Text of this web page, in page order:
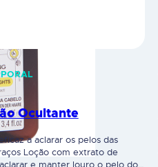
Ocultante
a aclarar os pelos das
Loção com extrato de